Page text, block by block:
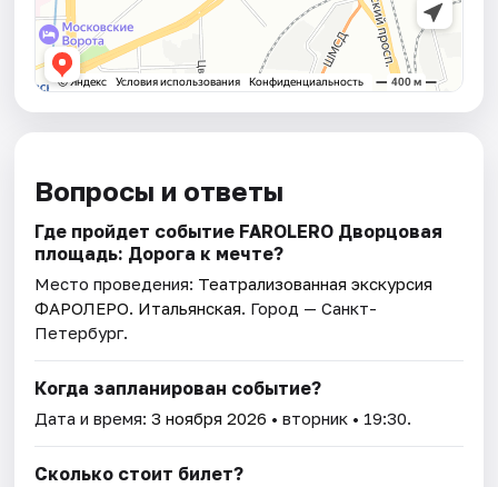
Вопросы и ответы
Где пройдет событие FAROLERO Дворцовая
площадь: Дорога к мечте?
Место проведения: Театрализованная экскурсия
ФАРОЛЕРО. Итальянская. Город — Санкт-
Петербург.
Когда запланирован событие?
Дата и время:3 ноября 2026 • вторник • 19:30.
Сколько стоит билет?